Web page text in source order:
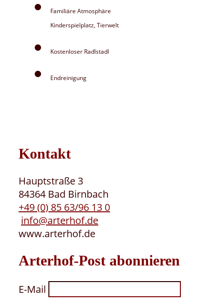
Familiäre Atmosphäre
Kinderspielplatz, Tierwelt
Kostenloser Radlstadl
Endreinigung
Kontakt
Hauptstraße 3
84364 Bad Birnbach
+49 (0) 85 63/96 13 0
info@arterhof.de
www.arterhof.de
Arterhof-Post abonnieren
E-Mail